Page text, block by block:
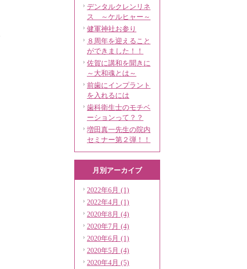
デンタルクレンリネ
ス ～ケルヒャー～
健軍神社お参り
８周年を迎えること
ができました！！
佐賀に講和を聞きに
～大和魂とは～
前歯にインプラント
を入れるには
歯科衛生士のモチベ
ーションって？？
増田真一先生の院内
セミナー第２弾！！
月別アーカイブ
2022年6月 (1)
2022年4月 (1)
2020年8月 (4)
2020年7月 (4)
2020年6月 (1)
2020年5月 (4)
2020年4月 (5)